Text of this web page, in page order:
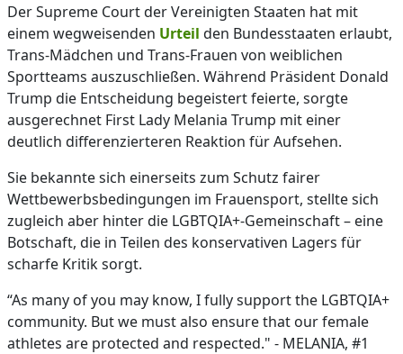
Der Supreme Court der Vereinigten Staaten hat mit
einem wegweisenden Urteil den Bundesstaaten erlaubt,
Trans-Mädchen und Trans-Frauen von weiblichen
Sportteams auszuschließen. Während Präsident Donald
Trump die Entscheidung begeistert feierte, sorgte
ausgerechnet First Lady Melania Trump mit einer
deutlich differenzierteren Reaktion für Aufsehen.
Sie bekannte sich einerseits zum Schutz fairer
Wettbewerbsbedingungen im Frauensport, stellte sich
zugleich aber hinter die LGBTQIA+-Gemeinschaft – eine
Botschaft, die in Teilen des konservativen Lagers für
scharfe Kritik sorgt.
“As many of you may know, I fully support the LGBTQIA+
community. But we must also ensure that our female
athletes are protected and respected." - MELANIA, #1